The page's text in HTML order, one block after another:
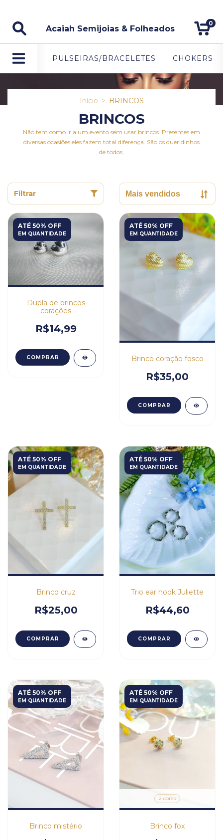
Acaiah Semijoias & Folheados
0
PULSEIRAS/BRACELETES CHOKERS
Início > BRINCOS
BRINCOS
Não tem como ir a um evento sem usar brincos. Presentes em
diversas ocasiões eles fazem total diferença. São os queridinhos
de todos.
Filtrar
ATÉ 50% OFF
EM QUANTIDADE
Dupla de brincos
corações
R$14,99
COMPRAR
ATÉ 50% OFF
EM QUANTIDADE
Brinco coração fosco
R$35,00
COMPRAR
ATÉ 50% OFF
EM QUANTIDADE
Brinco cruz
R$25,00
COMPRAR
ATÉ 50% OFF
EM QUANTIDADE
Trio ear hook Juliette
R$44,60
COMPRAR
ATÉ 50% OFF
EM QUANTIDADE
Brinco mistério
ATÉ 50% OFF
EM QUANTIDADE
2 cores
Brinco fox